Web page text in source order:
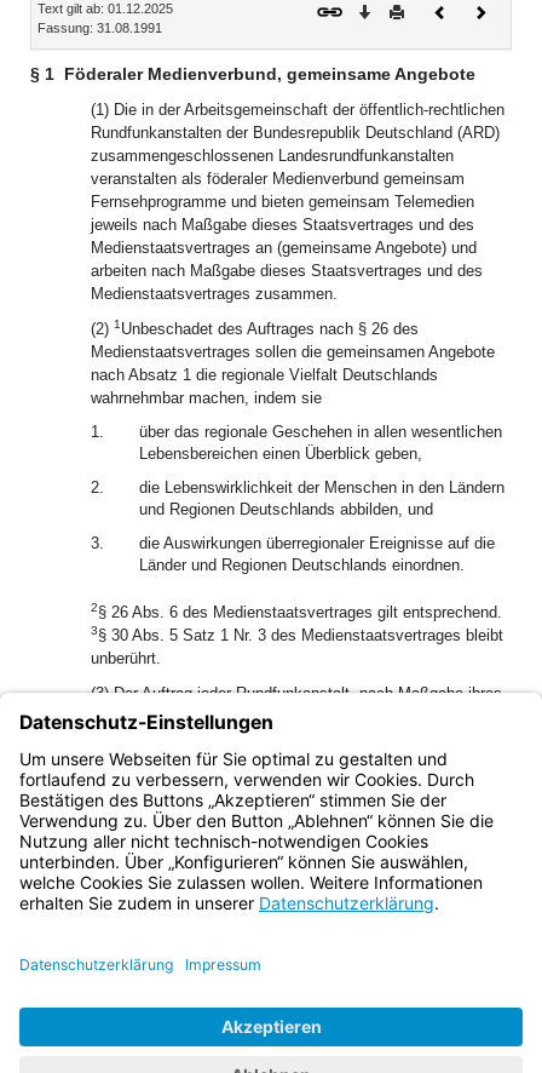
Text gilt ab: 01.12.2025
Fassung: 31.08.1991
Download
DruckenVorheriges
§ 1 Föderaler Medienverbund, gemeinsame Angebote
(1) Die in der Arbeitsgemeinschaft der öffentlich-rechtlichen
Rundfunkanstalten der Bundesrepublik Deutschland (ARD)
zusammengeschlossenen Landesrundfunkanstalten
veranstalten als föderaler Medienverbund gemeinsam
Fernsehprogramme und bieten gemeinsam Telemedien
jeweils nach Maßgabe dieses Staatsvertrages und des
Medienstaatsvertrages an (gemeinsame Angebote) und
arbeiten nach Maßgabe dieses Staatsvertrages und des
Medienstaatsvertrages zusammen.
(2) 1Unbeschadet des Auftrages nach § 26 des
Medienstaatsvertrages sollen die gemeinsamen Angebote
nach Absatz 1 die regionale Vielfalt Deutschlands
wahrnehmbar machen, indem sie
1.
über das regionale Geschehen in allen wesentlichen
Lebensbereichen einen Überblick geben,
2.
die Lebenswirklichkeit der Menschen in den Ländern
und Regionen Deutschlands abbilden, und
3.
die Auswirkungen überregionaler Ereignisse auf die
Länder und Regionen Deutschlands einordnen.
2§ 26 Abs. 6 des Medienstaatsvertrages gilt entsprechend.
3§ 30 Abs. 5 Satz 1 Nr. 3 des Medienstaatsvertrages bleibt
unberührt.
(3) Der Auftrag jeder Rundfunkanstalt, nach Maßgabe ihres
jeweiligen Landesrechts und nach dem Medienstaatsvertrag
Angebote allein oder zusammen mit einzelnen anderen
Rundfunkanstalten zu gestalten und anzubieten, bleibt
unberührt.
Bayern.de
BayernPortal
Impressum